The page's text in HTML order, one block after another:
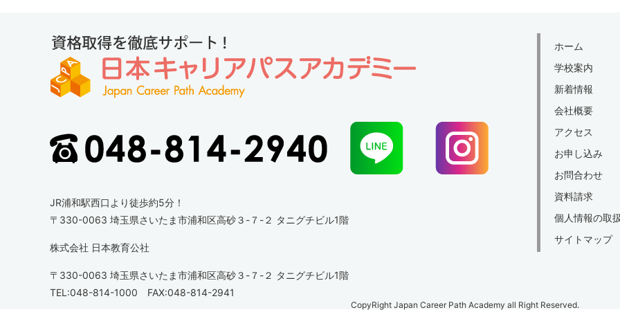
JR浦和駅西口より徒歩約5分！
〒330-0063 埼玉県さいたま市浦和区高砂３-７-２ タニグチビル1階
株式会社 日本教育公社
〒330-0063 埼玉県さいたま市浦和区高砂３-７-２ タニグチビル1階
TEL:048-814-1000 FAX:048-814-2941
ホーム
学校案内
新着情報
会社概要
アクセス
お申し込み
お問合わせ
資料請求
個人情報の取
サイトマップ
CopyRight Japan Career Path Academy all Right Reserved.